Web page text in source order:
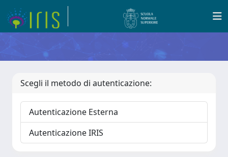
Scegli il metodo di autenticazione:
Autenticazione Esterna
Autenticazione IRIS